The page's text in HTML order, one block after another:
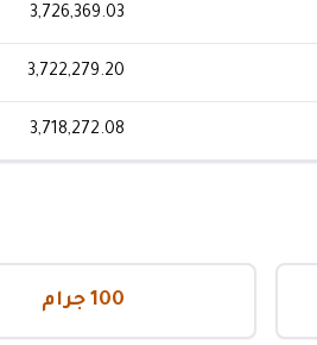
3,726,369.03
3,722,279.20
3,718,272.08
100 جرام